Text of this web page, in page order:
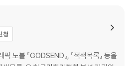
기
기
리기
청
노블 『GODSEND』, 『적색목록』 등을